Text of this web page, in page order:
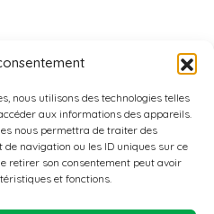
nous utilisons des technologies telles
aux informations des appareils.
nous permettra de traiter des
navigation ou les ID uniques sur ce
retirer son consentement peut avoir
et fonctions.